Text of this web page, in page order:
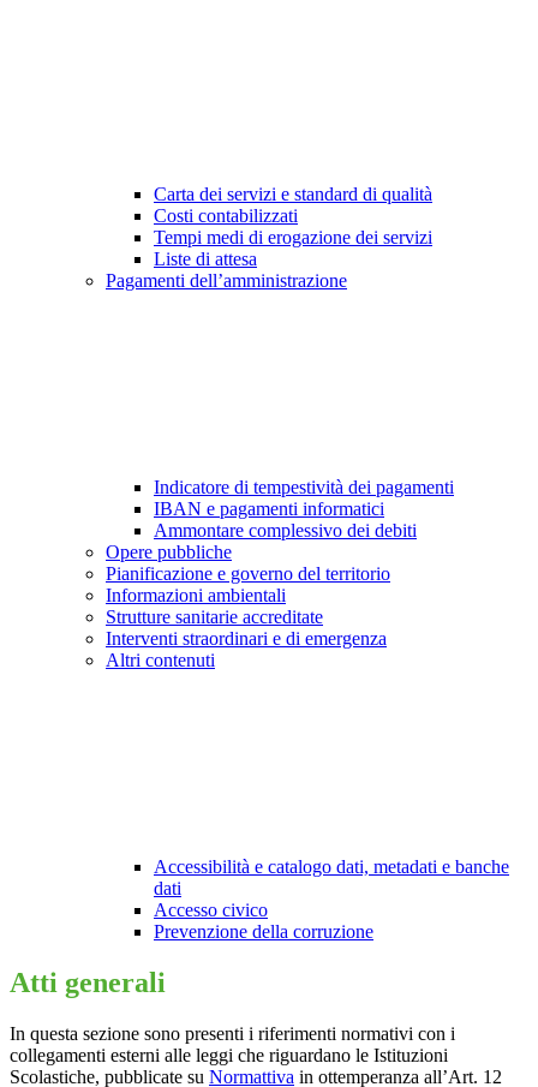
Carta dei servizi e standard di qualità
Costi contabilizzati
Tempi medi di erogazione dei servizi
Liste di attesa
Pagamenti dell’amministrazione
Indicatore di tempestività dei pagamenti
IBAN e pagamenti informatici
Ammontare complessivo dei debiti
Opere pubbliche
Pianificazione e governo del territorio
Informazioni ambientali
Strutture sanitarie accreditate
Interventi straordinari e di emergenza
Altri contenuti
Accessibilità e catalogo dati, metadati e banche
dati
Accesso civico
Prevenzione della corruzione
Atti generali
In questa sezione sono presenti i riferimenti normativi con i
collegamenti esterni alle leggi che riguardano le Istituzioni
Scolastiche, pubblicate su Normattiva in ottemperanza all’Art. 12